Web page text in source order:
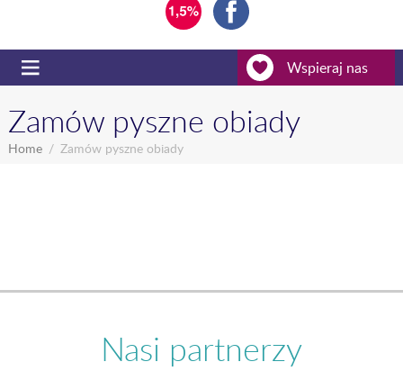
Wspieraj nas
Zamów pyszne obiady
Home Zamów pyszne obiady
Nasi partnerzy